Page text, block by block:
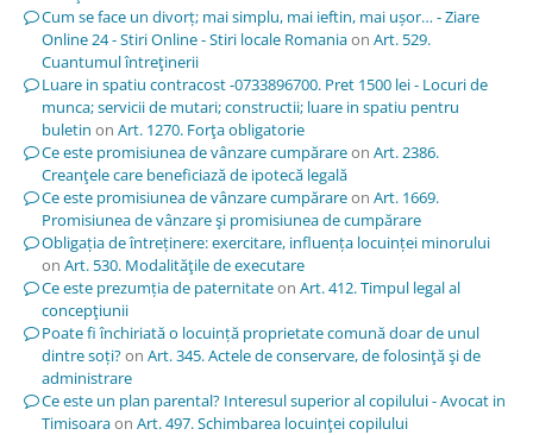
Cum se face un divorț; mai simplu, mai ieftin, mai ușor… - Ziare
Online 24 - Stiri Online - Stiri locale Romaniaon Art. 529.
Cuantumul întreţinerii
Luare in spatiu contracost -0733896700. Pret 1500 lei - Locuri de
munca; servicii de mutari; constructii; luare in spatiu pentru
buletin on Art. 1270. Forţa obligatorie
Ce este promisiunea de vânzare cumpărareon Art. 2386.
Creanţele care beneficiază de ipotecă legală
Ce este promisiunea de vânzare cumpărareon Art. 1669.
Promisiunea de vânzare şi promisiunea de cumpărare
Obligația de întreținere: exercitare, influența locuinței minorului
on Art. 530. Modalităţile de executare
Ce este prezumția de paternitateon Art. 412. Timpul legal al
concepţiunii
Poate fi închiriată o locuință proprietate comună doar de unul
dintre soți?on Art. 345. Actele de conservare, de folosinţă şi de
administrare
Ce este un plan parental? Interesul superior al copilului - Avocat in
Timisoaraon Art. 497. Schimbarea locuinţei copilului